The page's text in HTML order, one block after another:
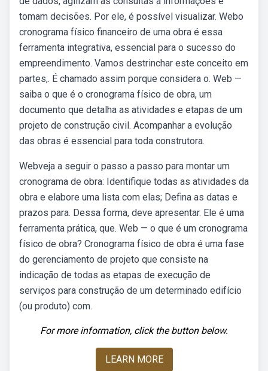
tomam decisões. Por ele, é possível visualizar. Webo
cronograma físico financeiro de uma obra é essa
ferramenta integrativa, essencial para o sucesso do
empreendimento. Vamos destrinchar este conceito em
partes,. É chamado assim porque considera o. Web —
saiba o que é o cronograma físico de obra, um
documento que detalha as atividades e etapas de um
projeto de construção civil. Acompanhar a evolução
das obras é essencial para toda construtora.
Webveja a seguir o passo a passo para montar um
cronograma de obra: Identifique todas as atividades da
obra e elabore uma lista com elas; Defina as datas e
prazos para. Dessa forma, deve apresentar. Ele é uma
ferramenta prática, que. Web — o que é um cronograma
físico de obra? Cronograma físico de obra é uma fase
do gerenciamento de projeto que consiste na
indicação de todas as etapas de execução de
serviços para construção de um determinado edifício
(ou produto) com.
For more information, click the button below.
LEARN MORE